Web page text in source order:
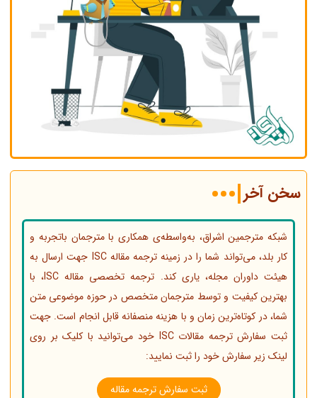
سخن آخر
شبکه مترجمین اشراق، به‌واسطه‌ی همکاری با مترجمان باتجربه و
کار بلد، می‌تواند شما را در زمینه ترجمه مقاله ISC جهت ارسال به
هیئت داوران مجله، یاری کند. ترجمه تخصصی مقاله ISC، با
بهترین کیفیت و توسط مترجمان متخصص در حوزه موضوعی متن
شما، در کوتاه‌ترین زمان و با هزینه منصفانه قابل انجام است. جهت
ثبت سفارش ترجمه مقالات ISC خود می‌توانید با کلیک بر روی
لینک زیر سفارش خود را ثبت نمایید:
ثبت سفارش ترجمه مقاله